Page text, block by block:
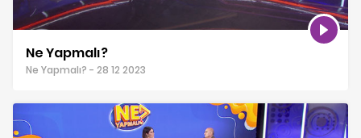
Ne Yapmalı?
Ne Yapmalı? - 28 12 2023